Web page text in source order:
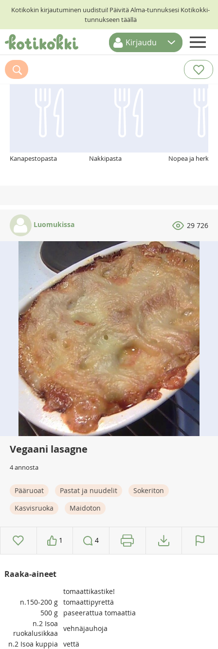
Kotikokin kirjautuminen uudistui! Päivitä Alma-tunnuksesi Kotikokki-
tunnukseen täällä
ETUSIVU
RESEPTIHAKU
Kirjaudu
Suosittelemme myös
Kanapestopasta Nakkipasta Nopea ja
Luomukissa 29 726
Vegaani lasagne
4 annosta
Pääruoat Pastat ja nuudelit
Sokeriton
Kasvisruoka
Maidoton
1 4
Raaka-aineet
tomaattikastike!
n.150-200 g tomaattipyrettä
500 g
paseerattua tomaattia
n.2 Isoa
ruokalusikkaa
vehnäjauhoja
n.2 Isoa kuppia
vettä